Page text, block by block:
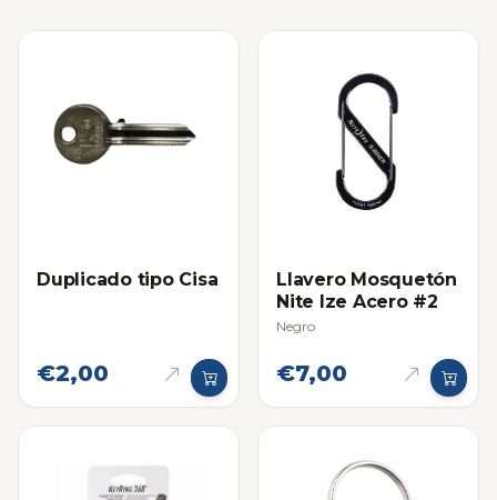
Duplicado tipo Cisa
€2,00
Llavero Mosquetón
Nite Ize Acero #2
Negro
€7,00